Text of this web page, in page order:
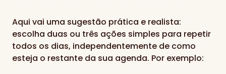
Aqui vai uma sugestão prática e realista:
escolha duas ou três ações simples para repetir
todos os dias, independentemente de como
esteja o restante da sua agenda. Por exemplo: